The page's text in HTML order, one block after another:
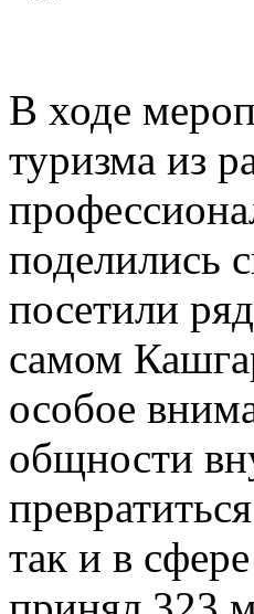
В ходе
туризма из
поделились
посетили
самом
особое
общности
так и в